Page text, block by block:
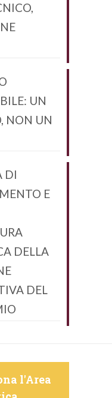
UN
NON UN
DI
E
DELLA
DEL
l'Area